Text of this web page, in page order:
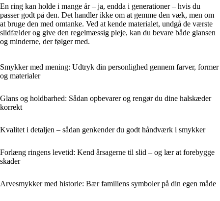
En ring kan holde i mange år – ja, endda i generationer – hvis du
passer godt på den. Det handler ikke om at gemme den væk, men om
at bruge den med omtanke. Ved at kende materialet, undgå de værste
slidfælder og give den regelmæssig pleje, kan du bevare både glansen
og minderne, der følger med.
Smykker med mening: Udtryk din personlighed gennem farver, former
og materialer
Glans og holdbarhed: Sådan opbevarer og rengør du dine halskæder
korrekt
Kvalitet i detaljen – sådan genkender du godt håndværk i smykker
Forlæng ringens levetid: Kend årsagerne til slid – og lær at forebygge
skader
Arvesmykker med historie: Bær familiens symboler på din egen måde